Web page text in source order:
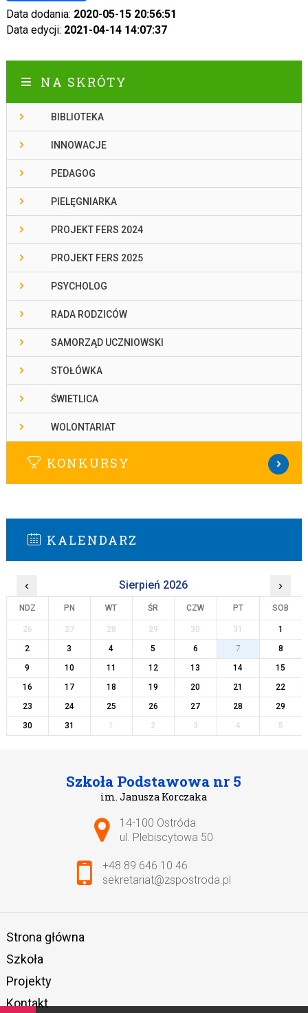
Data dodania: 2020-05-15 20:56:51
Data edycji: 2021-04-14 14:07:37
NA SKRÓTY
BIBLIOTEKA
INNOWACJE
PEDAGOG
PIELĘGNIARKA
PROJEKT FERS 2024
PROJEKT FERS 2025
PSYCHOLOG
RADA RODZICÓW
SAMORZĄD UCZNIOWSKI
STOŁÓWKA
ŚWIETLICA
WOLONTARIAT
KONKURSY
KALENDARZ
‹ Sierpień 2026 ›
NDZ PN WT ŚR CZW PT SOB
26 27 28 29 30 31
1
2
3 4 5 6 7
8
9
10 11 12 13 14
15
16
17 18 19 20 21
22
23
24 25 26 27 28
29
30
31 1 2 3 4 5
Szkoła Podstawowa nr 5
im. Janusza Korczaka
Adres pocztowy:
14-100 Ostróda
ul. Plebiscytowa 50
+48 89 646 10 46
sekretariat@zspostroda.pl
Strona główna
Szkoła
Projekty
Kontakt